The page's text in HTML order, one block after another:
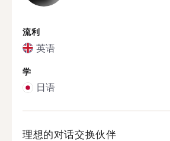
流利
英语
学
日语
理想的对话交换伙伴